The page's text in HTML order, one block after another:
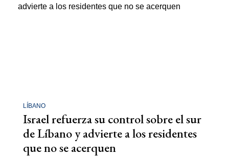
LÍBANO
Israel refuerza su control sobre el sur
de Líbano y advierte a los residentes
que no se acerquen